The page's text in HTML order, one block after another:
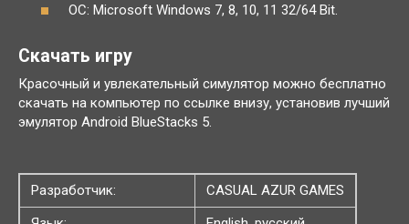
ОС: Microsoft Windows 7, 8, 10, 11 32/64 Bit.
Скачать игру
Красочный и увлекательный симулятор можно бесплатно
скачать на компьютер по ссылке внизу, установив лучший
эмулятор Android BlueStacks 5.
Разработчик:
CASUAL AZUR GAMES